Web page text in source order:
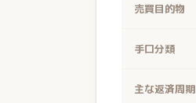
売買目的物
手口分類
主な返済周期